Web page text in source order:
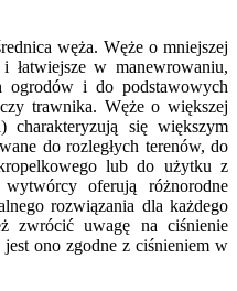
węża. Węże o mniejszej
łatwiejsze w manewrowaniu,
ogrodów i do podstawowych
trawnika. Węże o większej
się większym
do rozległych terenów, do
lub do użytku z
oferują różnorodne
rozwiązania dla każdego
zwrócić uwagę na ciśnienie
ono zgodne z ciśnieniem w